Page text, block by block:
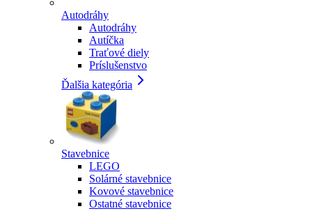
Autodráhy
Autodráhy
Autíčka
Traťové diely
Príslušenstvo
Ďalšia kategória
Stavebnice
LEGO
Solárné stavebnice
Kovové stavebnice
Ostatné stavebnice